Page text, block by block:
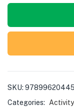
SKU:
Categories: